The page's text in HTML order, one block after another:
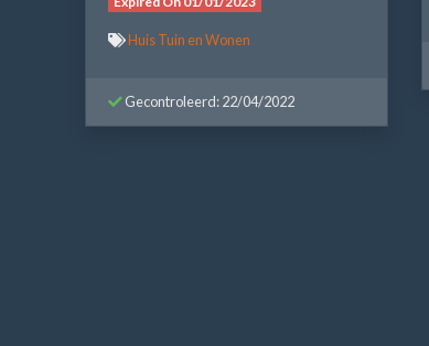
Huis Tuin en Wonen
Gecontroleerd: 22/04/2022